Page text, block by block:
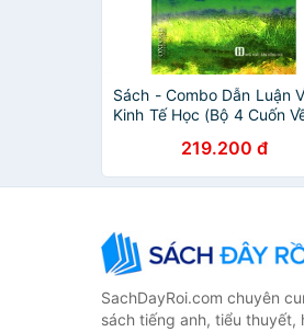
Sách - Combo Dẫn Luận
Kinh Tế Học (Bộ 4 Cuốn
219.200 đ
SachDayRoi.com chuyên
sách tiếng anh, tiểu